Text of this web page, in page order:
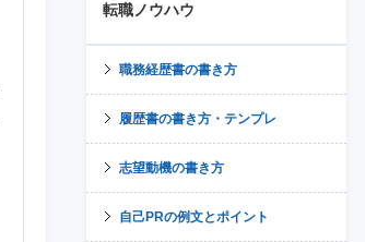
転職ノウハウ
職務経歴書の書き方
履歴書の書き方・テンプレ
志望動機の書き方
自己PRの例文とポイント